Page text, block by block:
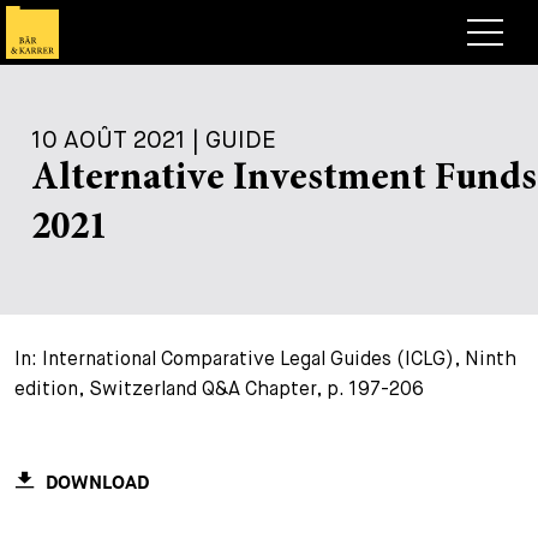
Competences
Corporate News
+
Briefing
Publication
Guide
À propos de nous
Carrières
Vue d’ensemble
Postes
+
Recherche
10 AOÛT 2021 | GUIDE
Alternative Investment Funds
2021
In: International Comparative Legal Guides (ICLG), Ninth
edition, Switzerland Q&A Chapter, p. 197-206
DOWNLOAD